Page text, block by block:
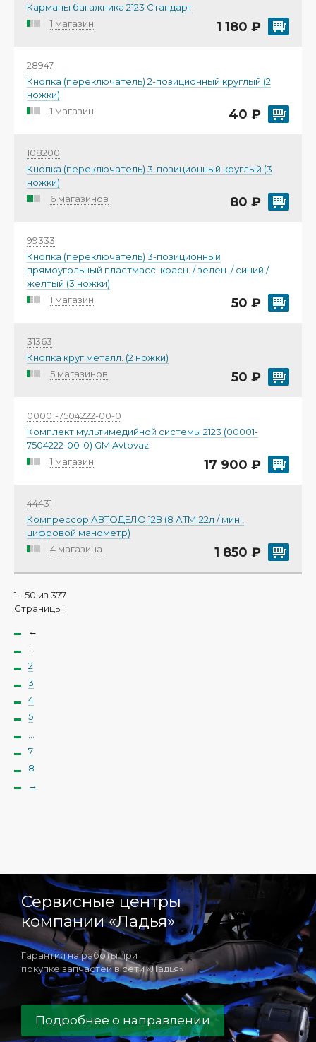
Карманы багажника 2123 Стандарт
1 магазин
1 180 ₽
28947
Кнопка (переключатель) 2-позиционный круглый (2
ножки)
1 магазин
40 ₽
108200
Кнопка (переключатель) 3-позиционный круглый (3
ножки)
6 магазинов
80 ₽
99333
Кнопка (переключатель) 3-позиционный
прямоугольный пластмасс. красн. / зелен. / синий /
желтый (3 ножки)
1 магазин
50 ₽
31363
Кнопка круг металл. (2 ножки)
5 магазинов
50 ₽
00001-7504222-00-0
Комплект мультимедийной системы 2123 (00001-
7504222-00-0) GM Avtovaz
1 магазин
17 900 ₽
44431
Компрессор АВТОДЕЛО 12В (8 АТМ 22л / мин ,
цифровой манометр)
4 магазина
1 850 ₽
1 - 50 из 377
Страницы:
←
1
2
3
4
5
7
8
→
Автомобили
с пробегом
Надежность и
юридическая чистота
Ладья на Avito